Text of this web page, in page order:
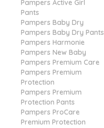
Pampers Active Girl
Pants
Pampers Baby Dry
Pampers Baby Dry Pants
Pampers Harmonie
Pampers New Baby
Pampers Premium Care
Pampers Premium
Protection
Pampers Premium
Protection Pants
Pampers ProCare
Premium Protection